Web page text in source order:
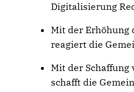
Digitalisierung
Mit der Erhöhung
reagiert die
Mit der Schaffung
schafft die